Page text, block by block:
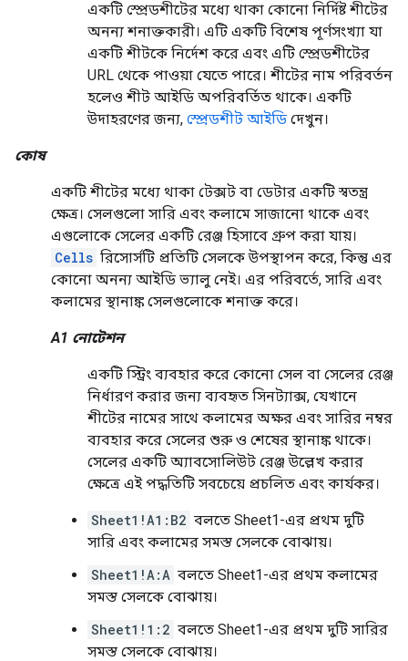
একটি স্প্রেডশীটের মধ্যে থাকা কোনো নির্দিষ্ট শীটের
অনন্য শনাক্তকারী। এটি একটি বিশেষ পূর্ণসংখ্যা যা
একটি শীটকে নির্দেশ করে এবং এটি স্প্রেডশীটের
URL থেকে পাওয়া যেতে পারে। শীটের নাম পরিবর্তন
হলেও শীট আইডি অপরিবর্তিত থাকে। একটি
উদাহরণের জন্য, স্প্রেডশীট আইডি দেখুন।
কোষ
একটি শীটের মধ্যে থাকা টেক্সট বা ডেটার একটি স্বতন্ত্র
ক্ষেত্র। সেলগুলো সারি এবং কলামে সাজানো থাকে এবং
এগুলোকে সেলের একটি রেঞ্জ হিসাবে গ্রুপ করা যায়।
Cells রিসোর্সটি প্রতিটি সেলকে উপস্থাপন করে, কিন্তু এর
কোনো অনন্য আইডি ভ্যালু নেই। এর পরিবর্তে, সারি এবং
কলামের স্থানাঙ্ক সেলগুলোকে শনাক্ত করে।
A1 নোটেশন
একটি স্ট্রিং ব্যবহার করে কোনো সেল বা সেলের রেঞ্জ
নির্ধারণ করার জন্য ব্যবহৃত সিনট্যাক্স, যেখানে
শীটের নামের সাথে কলামের অক্ষর এবং সারির নম্বর
ব্যবহার করে সেলের শুরু ও শেষের স্থানাঙ্ক থাকে।
সেলের একটি অ্যাবসোলিউট রেঞ্জ উল্লেখ করার
ক্ষেত্রে এই পদ্ধতিটি সবচেয়ে প্রচলিত এবং কার্যকর।
Sheet1!A1:B2 বলতে Sheet1-এর প্রথম দুটি
সারি এবং কলামের সমস্ত সেলকে বোঝায়।
Sheet1!A:A বলতে Sheet1-এর প্রথম কলামের
সমস্ত সেলকে বোঝায়।
Sheet1!1:2 বলতে Sheet1-এর প্রথম দুটি সারির
সমস্ত সেলকে বোঝায়।